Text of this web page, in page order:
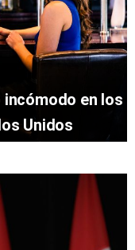
incómodo en los
Unidos